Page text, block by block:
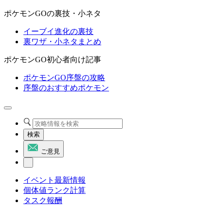
ポケモンGOの裏技・小ネタ
イーブイ進化の裏技
裏ワザ・小ネタまとめ
ポケモンGO初心者向け記事
ポケモンGO序盤の攻略
序盤のおすすめポケモン
検索
ご意見
イベント最新情報
個体値ランク計算
タスク報酬